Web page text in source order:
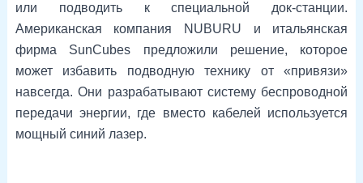
или подводить к специальной док-станции.
Американская компания NUBURU и итальянская
фирма SunCubes предложили решение, которое
может избавить подводную технику от «привязи»
навсегда. Они разрабатывают систему беспроводной
передачи энергии, где вместо кабелей используется
мощный синий лазер.